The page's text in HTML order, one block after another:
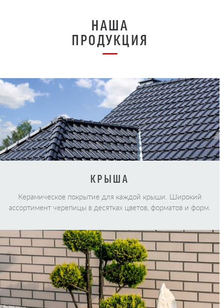
НАША
ПРОДУКЦИЯ
КРЫША
Керамическое покрытие для каждой крыши. Широкий
ассортимент черепицы в десятках цветов, форматов и форм.